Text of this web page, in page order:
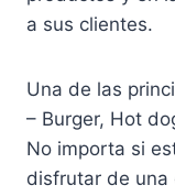
a sus clientes.
Una de las
– Burger, Hot
No importa si
disfrutar de una